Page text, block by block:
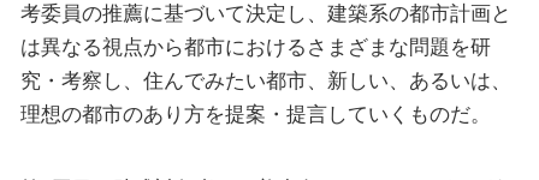
考委員の推薦に基づいて決定し、建築系の都市計画と
は異なる視点から都市におけるさまざまな問題を研
究・考察し、住んでみたい都市、新しい、あるいは、
理想の都市のあり方を提案・提言していくものだ。